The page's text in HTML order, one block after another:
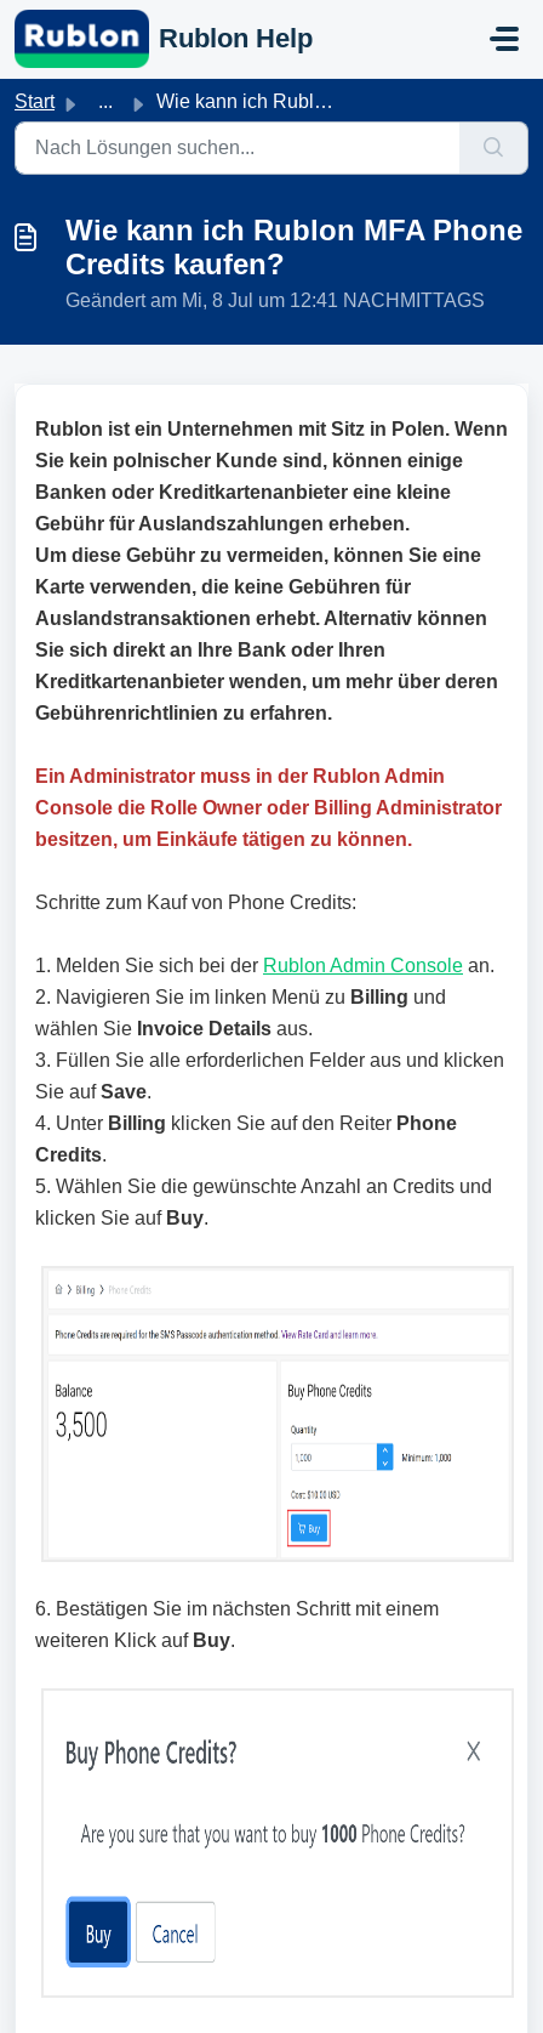
Zum hauptsächlichen Inhalt gehen
Rublon Help
Start ... Wie kann ich Rublon MFA Phone Credits kaufen?
Wie kann ich Rublon MFA Phone
Credits kaufen?
Geändert am Mi, 8 Jul um 12:41 NACHMITTAGS
Rublon ist ein Unternehmen mit Sitz in Polen. Wenn
Sie kein polnischer Kunde sind, können einige
Banken oder Kreditkartenanbieter eine kleine
Gebühr für Auslandszahlungen erheben.
Um diese Gebühr zu vermeiden, können Sie eine
Karte verwenden, die keine Gebühren für
Auslandstransaktionen erhebt. Alternativ können
Sie sich direkt an Ihre Bank oder Ihren
Kreditkartenanbieter wenden, um mehr über deren
Gebührenrichtlinien zu erfahren.
Ein Administrator muss in der Rublon Admin
Console die Rolle Owner oder Billing Administrator
besitzen, um Einkäufe tätigen zu können.
Schritte zum Kauf von Phone Credits:
1. Melden Sie sich bei der Rublon Admin Console an.
2. Navigieren Sie im linken Menü zu Billing und
wählen Sie Invoice Details aus.
3. Füllen Sie alle erforderlichen Felder aus und klicken
Sie aufSave.
4. Unter Billing klicken Sie auf den Reiter Phone
Credits.
5. Wählen Sie die gewünschte Anzahl an Credits und
klicken Sie auf Buy.
6. Bestätigen Sie im nächsten Schritt mit einem
weiteren Klick auf Buy.